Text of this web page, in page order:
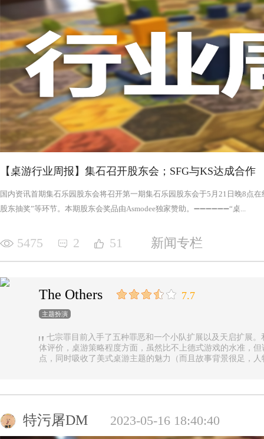
【桌游行业周报】集石召开股东会；SFG与KS达成合作
国内资讯首期集石乐园股东会将召开第一期集石乐园股东会于5月21日晚8点
股东抽奖”等环节。本期股东会奖品由Asmodee独家赞助。➖➖➖➖➖➖“桌...
5475 2 51 新闻专栏
The Others 7.7
主题扮演
七宗罪目前入手了五种罪恶和一个小队扩展以及天启扩展
体评价，桌游策略程度方面，虽然比不上德式游戏的水准，
点，同时吸收了美式桌游主题的魅力（而且故事背景很足，
事推进，化身降临，如若不慎，充满力量的化身必将索去英
罪恶中最有气势的，很不错，而作为拓展中的天启和天启四
特污屠DM 2023-05-16 18:40:40